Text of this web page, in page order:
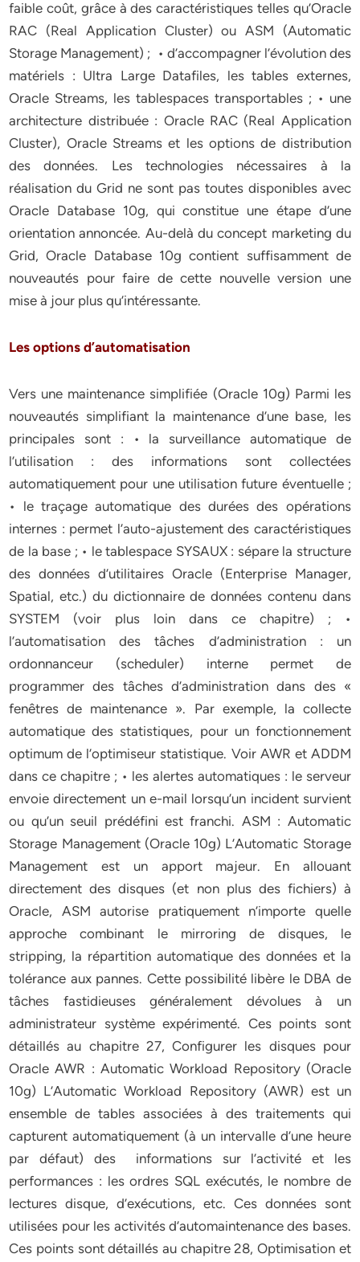
faible coût, grâce à des caractéristiques telles qu’Oracle
RAC (Real Application Cluster) ou ASM (Automatic
Storage Management) ; • d’accompagner l’évolution des
matériels : Ultra Large Datafiles, les tables externes,
Oracle Streams, les tablespaces transportables ; • une
architecture distribuée : Oracle RAC (Real Application
Cluster), Oracle Streams et les options de distribution
des données. Les technologies nécessaires à la
réalisation du Grid ne sont pas toutes disponibles avec
Oracle Database 10g, qui constitue une étape d’une
orientation annoncée. Au-delà du concept marketing du
Grid, Oracle Database 10g contient suffisamment de
nouveautés pour faire de cette nouvelle version une
mise à jour plus qu’intéressante.
Les options d’automatisation
Vers une maintenance simplifiée (Oracle 10g) Parmi les
nouveautés simplifiant la maintenance d’une base, les
principales sont : • la surveillance automatique de
l’utilisation : des informations sont collectées
automatiquement pour une utilisation future éventuelle ;
• le traçage automatique des durées des opérations
internes : permet l’auto-ajustement des caractéristiques
de la base ; • le tablespace SYSAUX : sépare la structure
des données d’utilitaires Oracle (Enterprise Manager,
Spatial, etc.) du dictionnaire de données contenu dans
SYSTEM (voir plus loin dans ce chapitre) ; •
l’automatisation des tâches d’administration : un
ordonnanceur (scheduler) interne permet de
programmer des tâches d’administration dans des «
fenêtres de maintenance ». Par exemple, la collecte
automatique des statistiques, pour un fonctionnement
optimum de l’optimiseur statistique. Voir AWR et ADDM
dans ce chapitre ; • les alertes automatiques : le serveur
envoie directement un e-mail lorsqu’un incident survient
ou qu’un seuil prédéfini est franchi. ASM : Automatic
Storage Management (Oracle 10g) L’Automatic Storage
Management est un apport majeur. En allouant
directement des disques (et non plus des fichiers) à
Oracle, ASM autorise pratiquement n’importe quelle
approche combinant le mirroring de disques, le
stripping, la répartition automatique des données et la
tolérance aux pannes. Cette possibilité libère le DBA de
tâches fastidieuses généralement dévolues à un
administrateur système expérimenté. Ces points sont
détaillés au chapitre 27, Configurer les disques pour
Oracle AWR : Automatic Workload Repository (Oracle
10g) L’Automatic Workload Repository (AWR) est un
ensemble de tables associées à des traitements qui
capturent automatiquement (à un intervalle d’une heure
par défaut) des informations sur l’activité et les
performances : les ordres SQL exécutés, le nombre de
lectures disque, d’exécutions, etc. Ces données sont
utilisées pour les activités d’automaintenance des bases.
Ces points sont détaillés au chapitre 28, Optimisation et